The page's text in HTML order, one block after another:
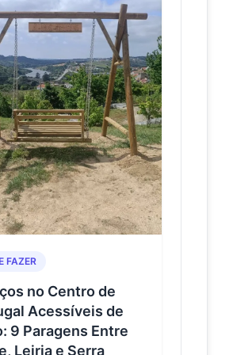
dos Gagos · Baloiço dos
· Baloiço este Vale, Vale a
MIA · Baloiço
de Vaqueiros...
FAZER
no Centro de
Acessíveis de
9 Paragens Entre
Leiria e Serra